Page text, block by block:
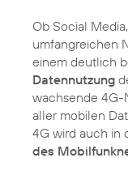
Ob Social
umfangreichen
einem deutlich
Datennutzung
wachsende 4G-
aller mobilen
4G wird auch in
des